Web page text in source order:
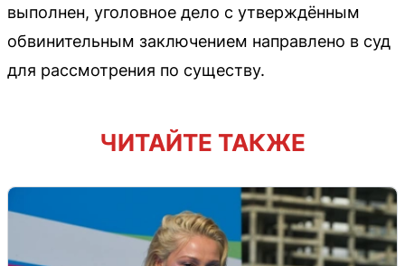
выполнен, уголовное дело с утверждённым
обвинительным заключением направлено в суд
для рассмотрения по существу.
ЧИТАЙТЕ ТАКЖЕ